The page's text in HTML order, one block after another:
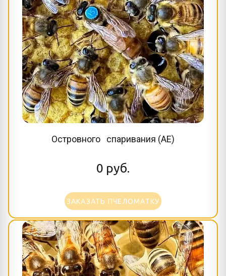
Островного спаривания (AE)
0 руб.
ЗАКАЗАТЬ ПЧЕЛОМАТКУ